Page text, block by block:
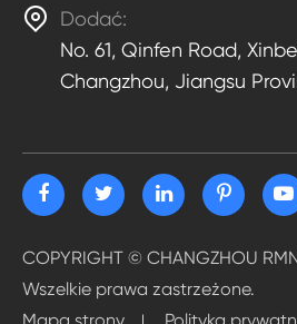

Dodać:
No. 61, Qinfen Road,
Changzhou, Jiangsu
COPYRIGHT © CHANGZHOU
Wszelkie prawa zastrzeżone.